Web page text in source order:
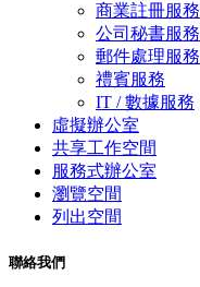
商業註冊服務
公司秘書服務
郵件處理服務
禮賓服務
IT / 數據服務
虛擬辦公室
共享工作空間
服務式辦公室
瀏覽空間
列出空間
聯絡我們